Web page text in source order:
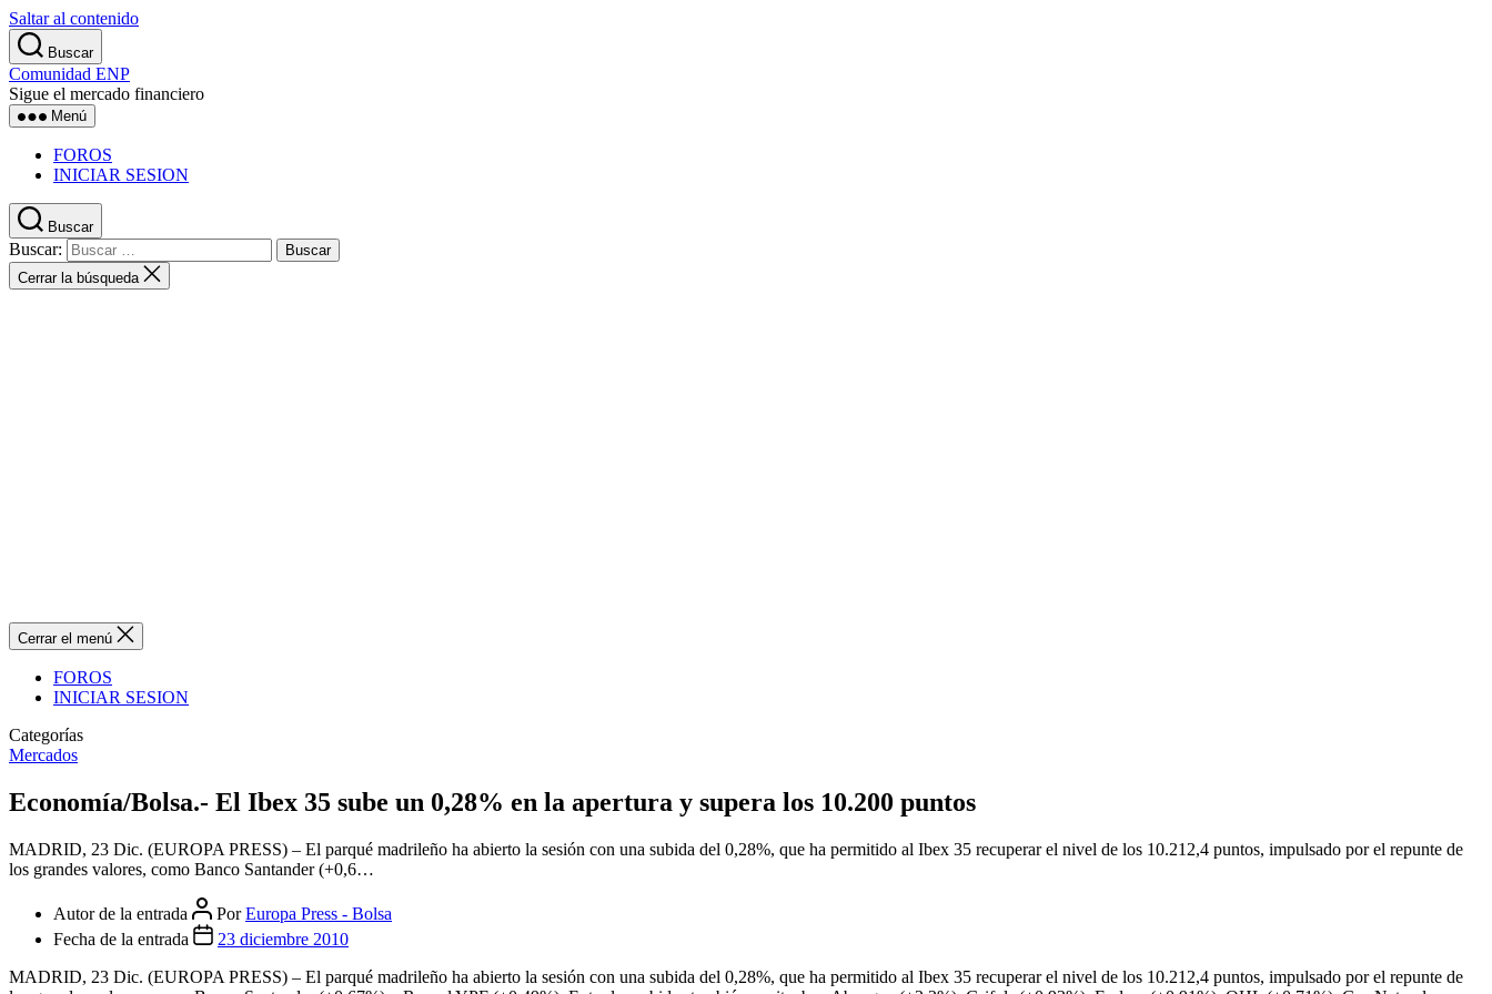
Saltar al contenido
Buscar
Comunidad ENP
Sigue el mercado financiero
Menú
FOROS
INICIAR SESION
Buscar
Buscar:
Cerrar la búsqueda
Cerrar el menú
FOROS
INICIAR SESION
Categorías
Mercados
Economía/Bolsa.- El Ibex 35 sube un 0,28% en la apertura y supera los 10.200 puntos
MADRID, 23 Dic. (EUROPA PRESS) – El parqué madrileño ha abierto la sesión con una subida del 0,28%, que ha permitido al Ibex 35 recuperar el nivel de los 10.212,4 puntos, impulsado por el repunte de
los grandes valores, como Banco Santander (+0,6…
Autor de la entrada PorEuropa Press - Bolsa
Fecha de la entrada
23 diciembre 2010
MADRID, 23 Dic. (EUROPA PRESS) – El parqué madrileño ha abierto la sesión con una subida del 0,28%, que ha permitido al Ibex 35 recuperar el nivel de los 10.212,4 puntos, impulsado por el repunte de